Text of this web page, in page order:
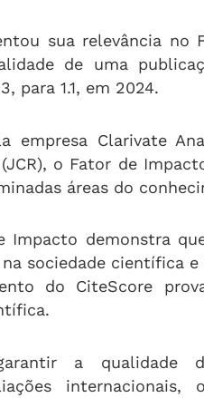
sua relevância no
de uma
para 1.1, em 2024.
empresa Clarivate
o Fator de
áreas do
Impacto demonstra
sociedade científica
do CiteScore
a qualidade